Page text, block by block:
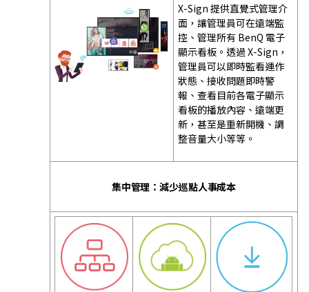
X-Sign 提供直覺式管理介
面，讓管理員可在遠端監
控、管理所有 BenQ 電子
顯示看板。透過 X-Sign，
管理員可以即時監看運作
狀態、接收問題即時警
報、查看目前各電子顯示
看板的播放內容、遠端更
新，甚至是重新開機、調
整音量大小等等。
集中管理：減少巡點人事成本